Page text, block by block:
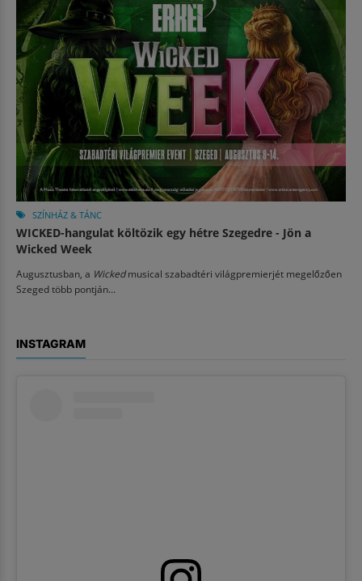
SZÍNHÁZ & TÁNC
WICKED-hangulat költözik egy hétre Szegedre - Jön a
Wicked Week
Augusztusban, a Wickedmusical szabadtéri világpremierjét megelőzően
Szeged több pontján...
INSTAGRAM